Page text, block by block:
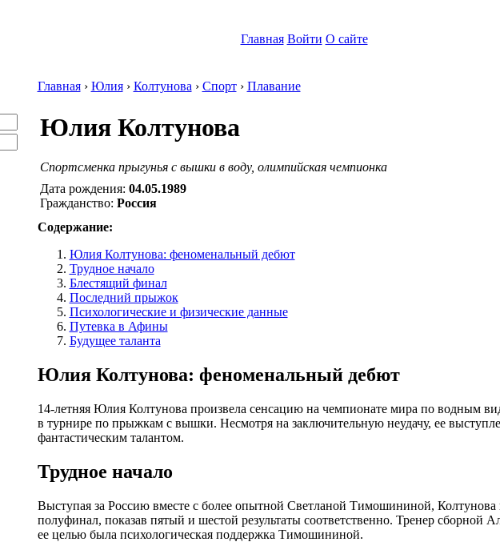
Главная Войти О сайте
Главная› Юлия› Колтунова › Спорт› Плавание
Юлия Колтунова
Спортсменка прыгунья с вышки в воду, олимпийская чемпионка
Дата рождения: 04.05.1989
Гражданство: Россия
Содержание:
Юлия Колтунова: феноменальный дебют
Трудное начало
Блестящий финал
Последний прыжок
Психологические и физические данные
Путевка в Афины
Будущее таланта
Юлия Колтунова: феноменальный дебют
14-летняя Юлия Колтунова произвела сенсацию на чемпионате мира по водным
в турнире по прыжкам с вышки. Несмотря на заключительную неудачу, ее
фантастическим талантом.
Трудное начало
Выступая за Россию вместе с более опытной Светланой Тимошининой,
полуфинал, показав пятый и шестой результаты соответственно. Тренер сборной
ее целью была психологическая поддержка Тимошининой.